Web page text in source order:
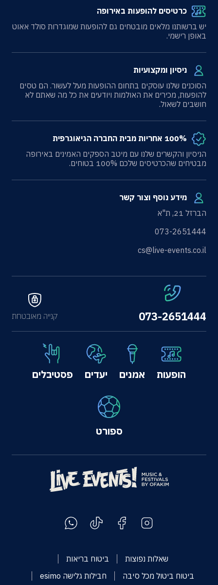
כרטיסים להופעות באירופה
יש ברשותנו מלאים מובטחים גם להופעות שמוגדרות סולד אאוט
באופן רישמי.
ניסיון ומקצועיות
הסוכנים שלנו עוסקים בתחום ההופעות מעל לעשור. הם טסים
להופעות, מכירים את האולמות ויודעים את כל מה שאתם לא
חושבים לשאול.
100% אחריות מבית החברה הגיאוגרפית
הניסיון והקשרים שלנו עם מיטב הספקים האמינים באירופה
מבטיחים שהכרטיסים שלכם 100% בטוחים.
מידע נוסף וצור קשר
הברזל 21, ת"א
073-2651444
cs@live-events.co.il
073-2651444
הופעות אמנים יעדים פסטיבלים
ספורט
קנייה מאובטחת
שאלות נפוצות
ביטוח בריאות
ביטוח ביטול מכל סיבה
חבילות גלישה esimo